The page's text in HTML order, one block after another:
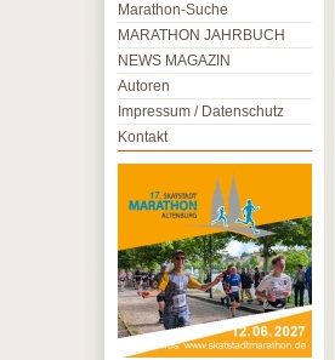
Marathon-Suche
MARATHON JAHRBUCH
NEWS MAGAZIN
Autoren
Impressum / Datenschutz
Kontakt